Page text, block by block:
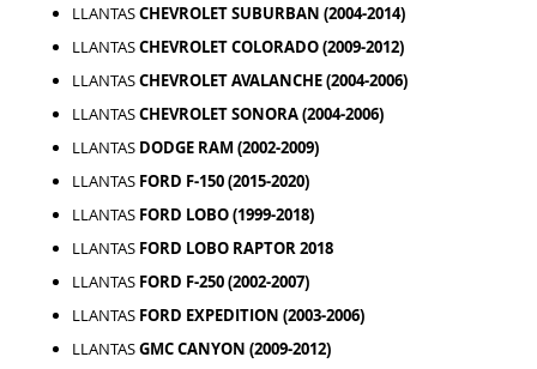
LLANTASCHEVROLET SUBURBAN (2004-2014)
LLANTASCHEVROLET COLORADO (2009-2012)
LLANTASCHEVROLET AVALANCHE (2004-2006)
LLANTASCHEVROLET SONORA (2004-2006)
LLANTAS DODGE RAM (2002-2009)
LLANTAS FORD F-150 (2015-2020)
LLANTAS FORD LOBO (1999-2018)
LLANTAS FORD LOBO RAPTOR 2018
LLANTAS FORD F-250 (2002-2007)
LLANTAS FORD EXPEDITION (2003-2006)
LLANTASGMC CANYON (2009-2012)